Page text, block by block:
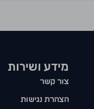
מידע ושירות
צור קשר
הצהרת נגישות